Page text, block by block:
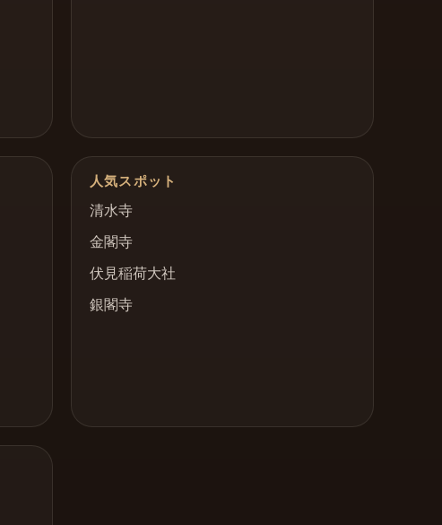
人気スポット
清水寺
金閣寺
伏見稲荷大社
銀閣寺